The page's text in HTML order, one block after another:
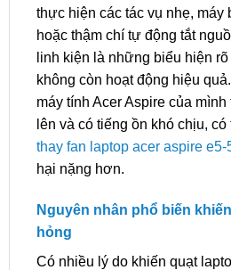
thực hiện các tác vụ nhẹ, máy
hoặc thậm chí tự động tắt
linh kiện là những biểu hiện
không còn hoạt động hiệu
máy tính Acer Aspire của
lên và có tiếng ồn khó chịu,
thay fan laptop acer aspire e5-
hại nặng hơn.
Nguyên nhân phổ biến
hỏng
Có nhiều lý do khiến quạt